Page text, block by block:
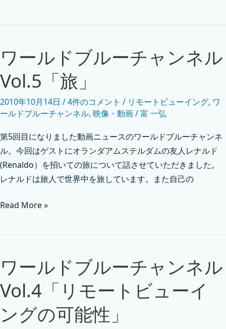
ワールドブルーチャンネル
Vol.5「旅」
2010年10月14日 /4件のコメント / リモートビューイング, ワ
ールドブルーチャンネル, 映像・動画/富 一弘
第5回目になりました動画ニュースのワールドブルーチャンネ
ル。今回はゲストにオランダアムステルダムの友人レナルド
(Renaldo）を招いての旅について話させていただきました。
レナルドは旅人で世界中を旅しています。また自己の
Read More »
ワールドブルーチャンネル
Vol.4「リモートビューイ
ングの可能性」